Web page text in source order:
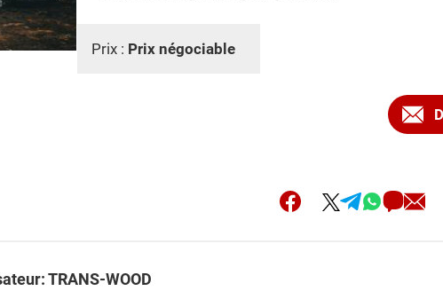
Prix : Prix négociable
TRANS-WOOD